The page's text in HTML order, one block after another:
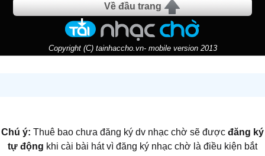
Về đầu trang
Copyright (C) tainhaccho.vn- mobile version 2013
Chú ý: Thuê bao chưa đăng ký dv nhạc chờ sẽ được đăng ký
tự động khi cài bài hát vì đăng ký nhạc chờ là điều kiện bắt